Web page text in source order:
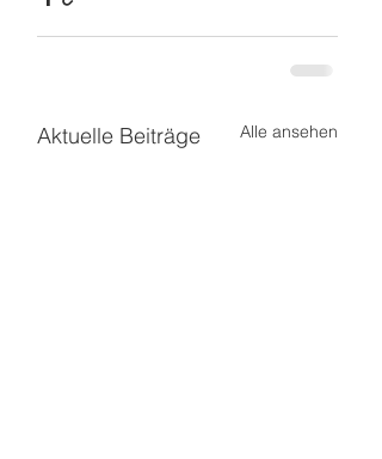
Aktuelle Beiträge Alle ansehen